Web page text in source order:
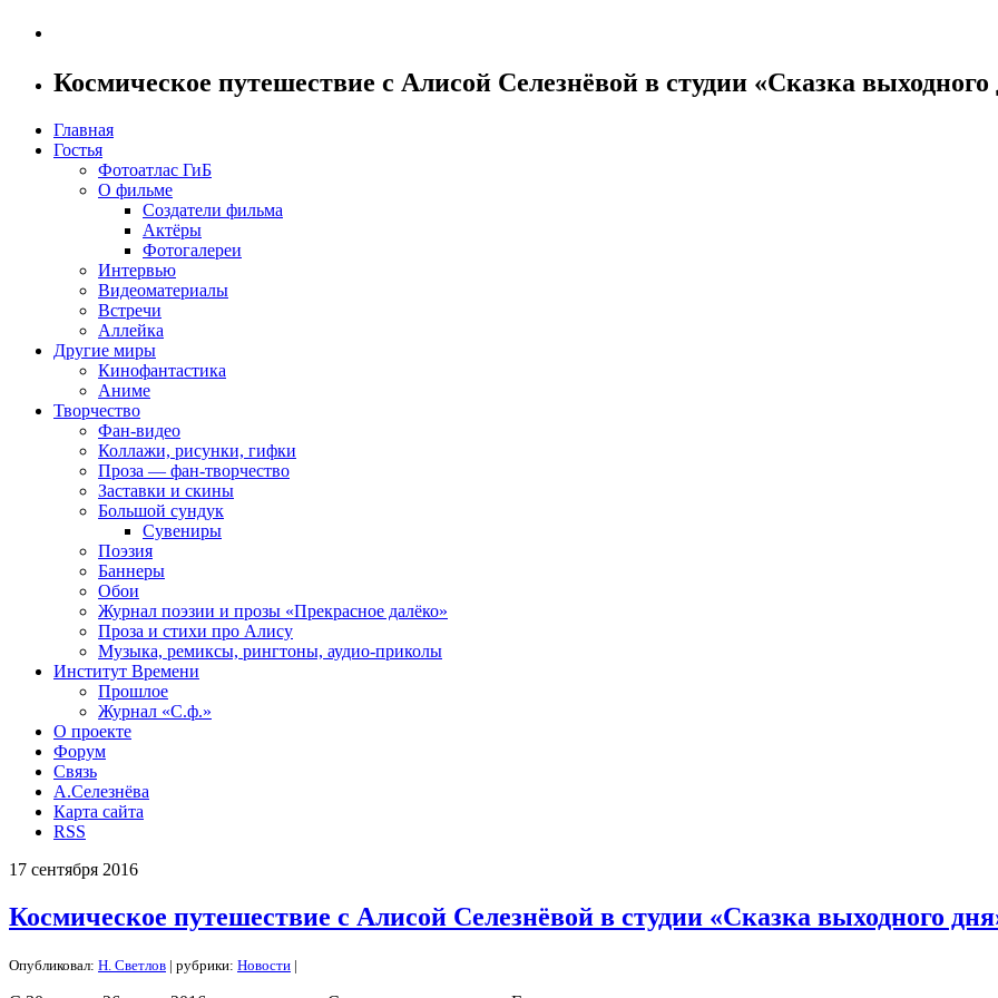
Космическое путешествие с Алисой Селезнёвой в студии «Сказка выходного
Главная
Гостья
Фотоатлас ГиБ
О фильме
Создатели фильма
Актёры
Фотогалереи
Интервью
Видеоматериалы
Встречи
Аллейка
Другие миры
Кинофантастика
Аниме
Творчество
Фан-видео
Коллажи, рисунки, гифки
Проза — фан-творчество
Заставки и скины
Большой сундук
Сувениры
Поэзия
Баннеры
Обои
Журнал поэзии и прозы «Прекрасное далёко»
Проза и стихи про Алису
Музыка, ремиксы, рингтоны, аудио-приколы
Институт Времени
Прошлое
Журнал «С.ф.»
О проекте
Форум
Связь
А.Селезнёва
Карта сайта
RSS
17 сентября 2016
Космическое путешествие с Алисой Селезнёвой в студии «Сказка выходного
Опубликовал: Н. Светлов | рубрики: Новости |